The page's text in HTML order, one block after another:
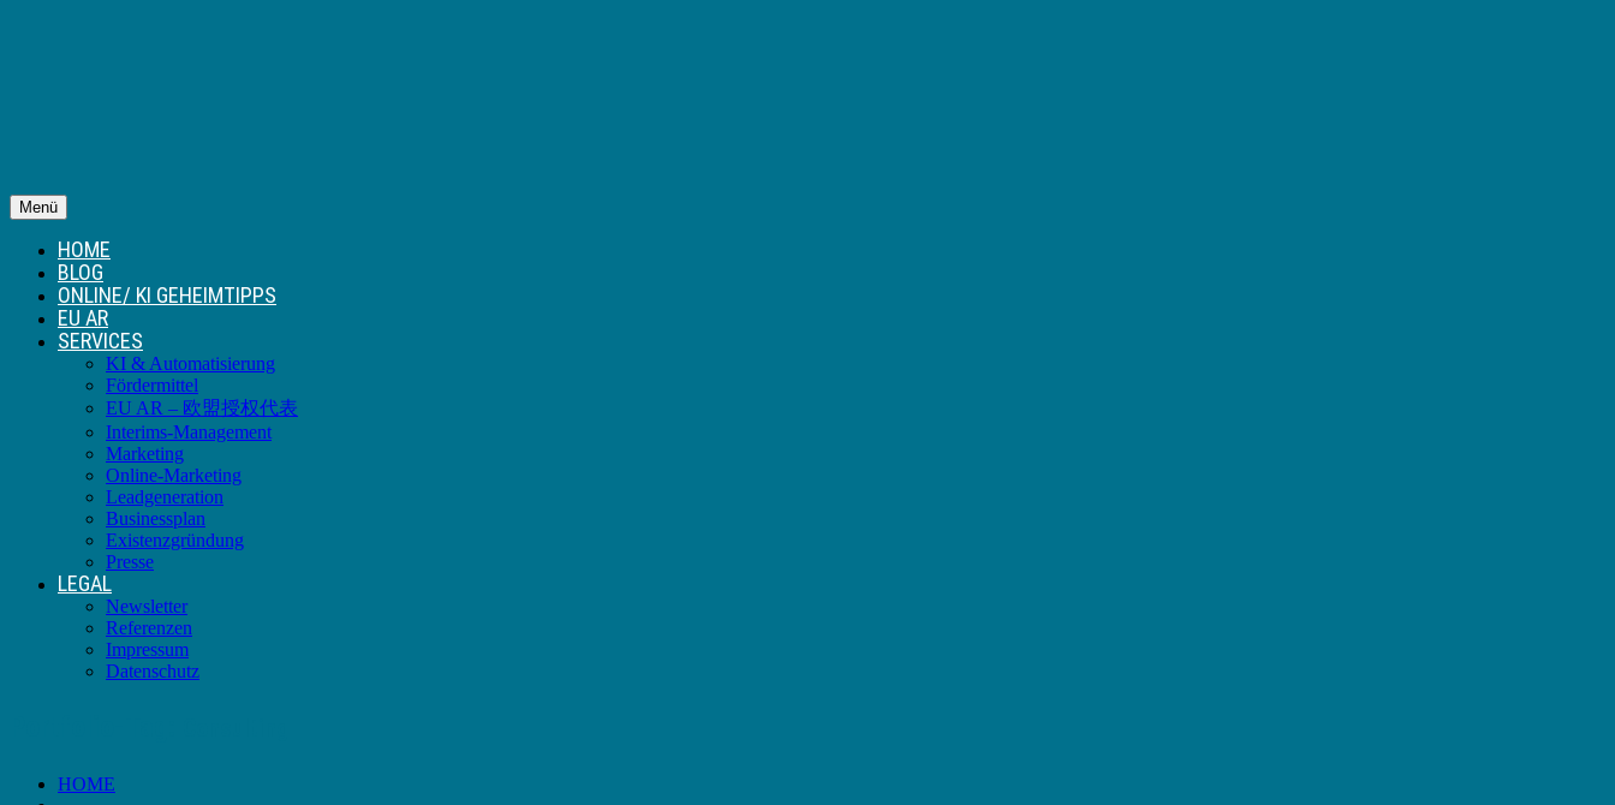
Menü
HOME
BLOG
ONLINE/ KI GEHEIMTIPPS
EU AR
SERVICES
KI & Automatisierung
Fördermittel
EU AR – 欧盟授权代表
Interims-Management
Marketing
Online-Marketing
Leadgeneration
Businessplan
Existenzgründung
Presse
LEGAL
Newsletter
Referenzen
Impressum
Datenschutz
HOME